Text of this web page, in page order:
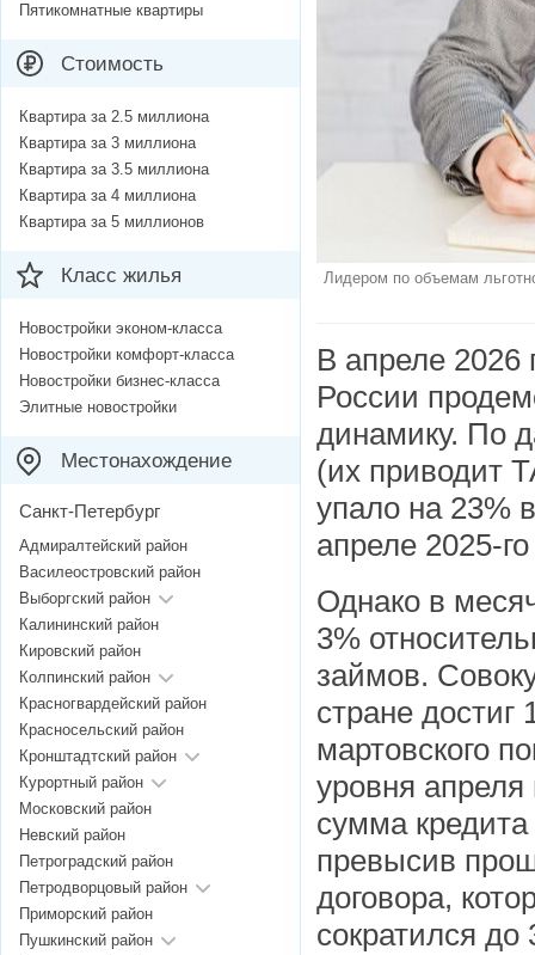
Лидером по объемам
В апреле 2026
России
динамику. По
(их приводит
упало на 23%
апреле 2025-
Однако в
3%
займов.
стране
мартовского
уровня
сумма
превысив
договора,
сократился
Пятикомнатные квартиры
Стоимость
Квартира за 2.5 миллиона
Квартира за 3 миллиона
Квартира за 3.5 миллиона
Квартира за 4 миллиона
Квартира за 5 миллионов
Класс жилья
Новостройки эконом-класса
Новостройки комфорт-класса
Новостройки бизнес-класса
Элитные новостройки
Местонахождение
Санкт-Петербург
Адмиралтейский район
Василеостровский район
Выборгский район
Калининский район
Кировский район
Колпинский район
Красногвардейский район
Красносельский район
Кронштадтский район
Курортный район
Московский район
Невский район
Петроградский район
Петродворцовый район
Приморский район
Пушкинский район